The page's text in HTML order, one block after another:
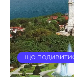
ЩО